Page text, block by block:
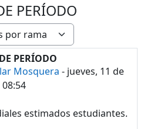
PERÍODO
PERÍODO
Mosquera - jueves, 11 de
0
estimados estudiantes.